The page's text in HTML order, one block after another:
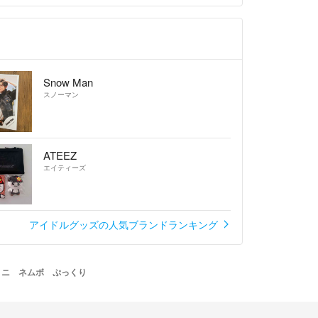
Snow Man
スノーマン
ATEEZ
エイティーズ
アイドルグッズの人気ブランドランキング
ネムボ ぷっくり